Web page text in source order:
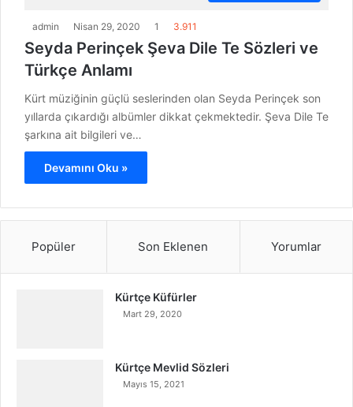
admin Nisan 29, 2020 1 3.911
Seyda Perinçek Şeva Dile Te Sözleri ve
Türkçe Anlamı
Kürt müziğinin güçlü seslerinden olan Seyda Perinçek son
yıllarda çıkardığı albümler dikkat çekmektedir. Şeva Dile Te
şarkına ait bilgileri ve…
Devamını Oku »
Popüler Son Eklenen Yorumlar
Kürtçe Küfürler
Mart 29, 2020
Kürtçe Mevlid Sözleri
Mayıs 15, 2021